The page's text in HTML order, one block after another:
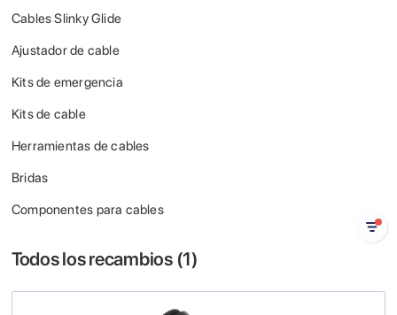
Cables Slinky Glide
Ajustador de cable
Kits de emergencia
Kits de cable
Herramientas de cables
Bridas
Componentes para cables
Todos los recambios (1)